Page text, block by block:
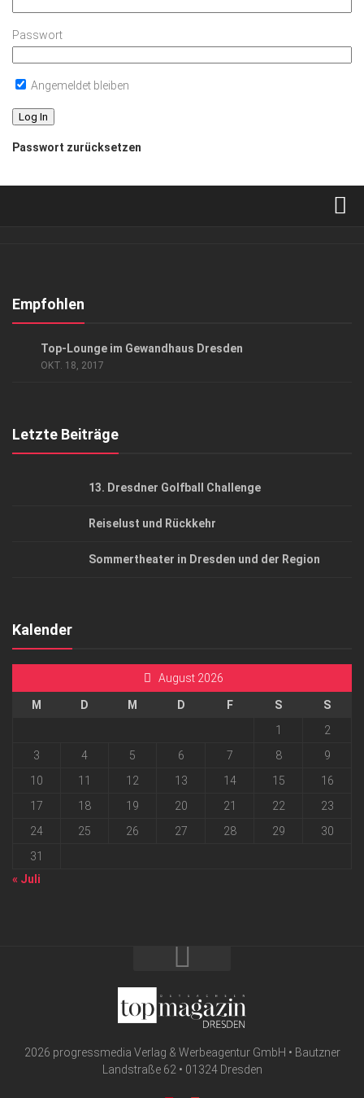
Passwort
Angemeldet bleiben
Passwort zurücksetzen
Kontakt, Impressum
Empfohlen
Top-Lounge im Gewandhaus Dresden
OKT. 18, 2017
Letzte Beiträge
13. Dresdner Golfball Challenge
Reiselust und Rückkehr
Sommertheater in Dresden und der Region
Kalender
August 2026
M D M D F S
S
1
2
3
4 5 6 7 8
9
10
11 12 13 14 15
16
17
18 19 20 21 22
23
24
25 26 27 28 29
30
31
« Juli
2026 progressmedia Verlag & Werbeagentur GmbH • Bautzner
Landstraße 62 • 01324 Dresden